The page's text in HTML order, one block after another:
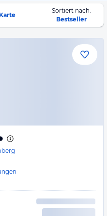
Karte
Sortiert nach:
Bestseller